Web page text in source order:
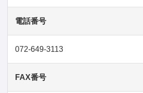
電話番号
072-649-3113
FAX番号